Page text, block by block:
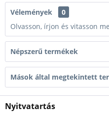
Vélemények
0
Olvasson, írjon és vitasson
Népszerű termékek
Mások által megtekintett
Nyitvatartás